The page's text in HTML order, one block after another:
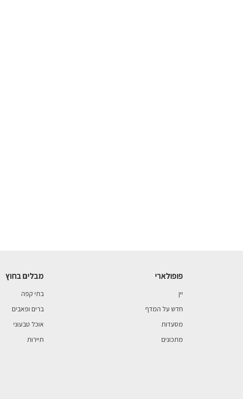
פופולארי
יין
חדש על המדף
מסעדות
מתכונים
מבלים בחוץ
בתי קפה
ברים ופאבים
אוכל טבעוני
תיירות